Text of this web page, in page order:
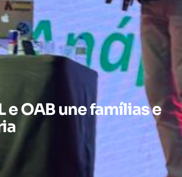
e OAB une famílias e